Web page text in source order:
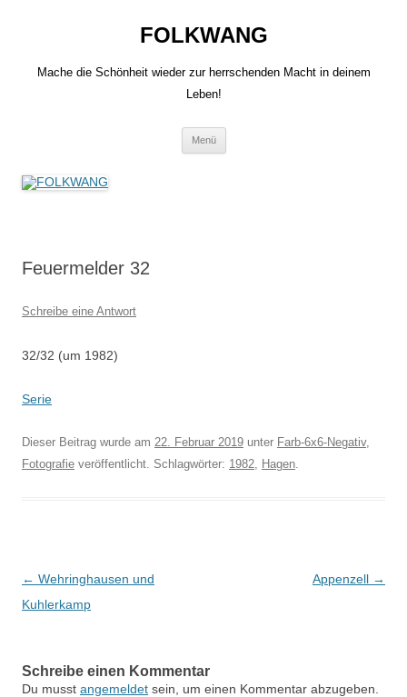
FOLKWANG
Mache die Schönheit wieder zur herrschenden Macht in deinem
Leben!
Menü
Feuermelder 32
Schreibe eine Antwort
32/32 (um 1982)
Serie
Dieser Beitrag wurde am 22. Februar 2019 unter Farb-6x6-Negativ,
Fotografie veröffentlicht. Schlagwörter: 1982, Hagen.
Beitragsnavigation
← Wehringhausen und
Kuhlerkamp
Appenzell →
Schreibe einen Kommentar
Du musst angemeldet sein, um einen Kommentar abzugeben.